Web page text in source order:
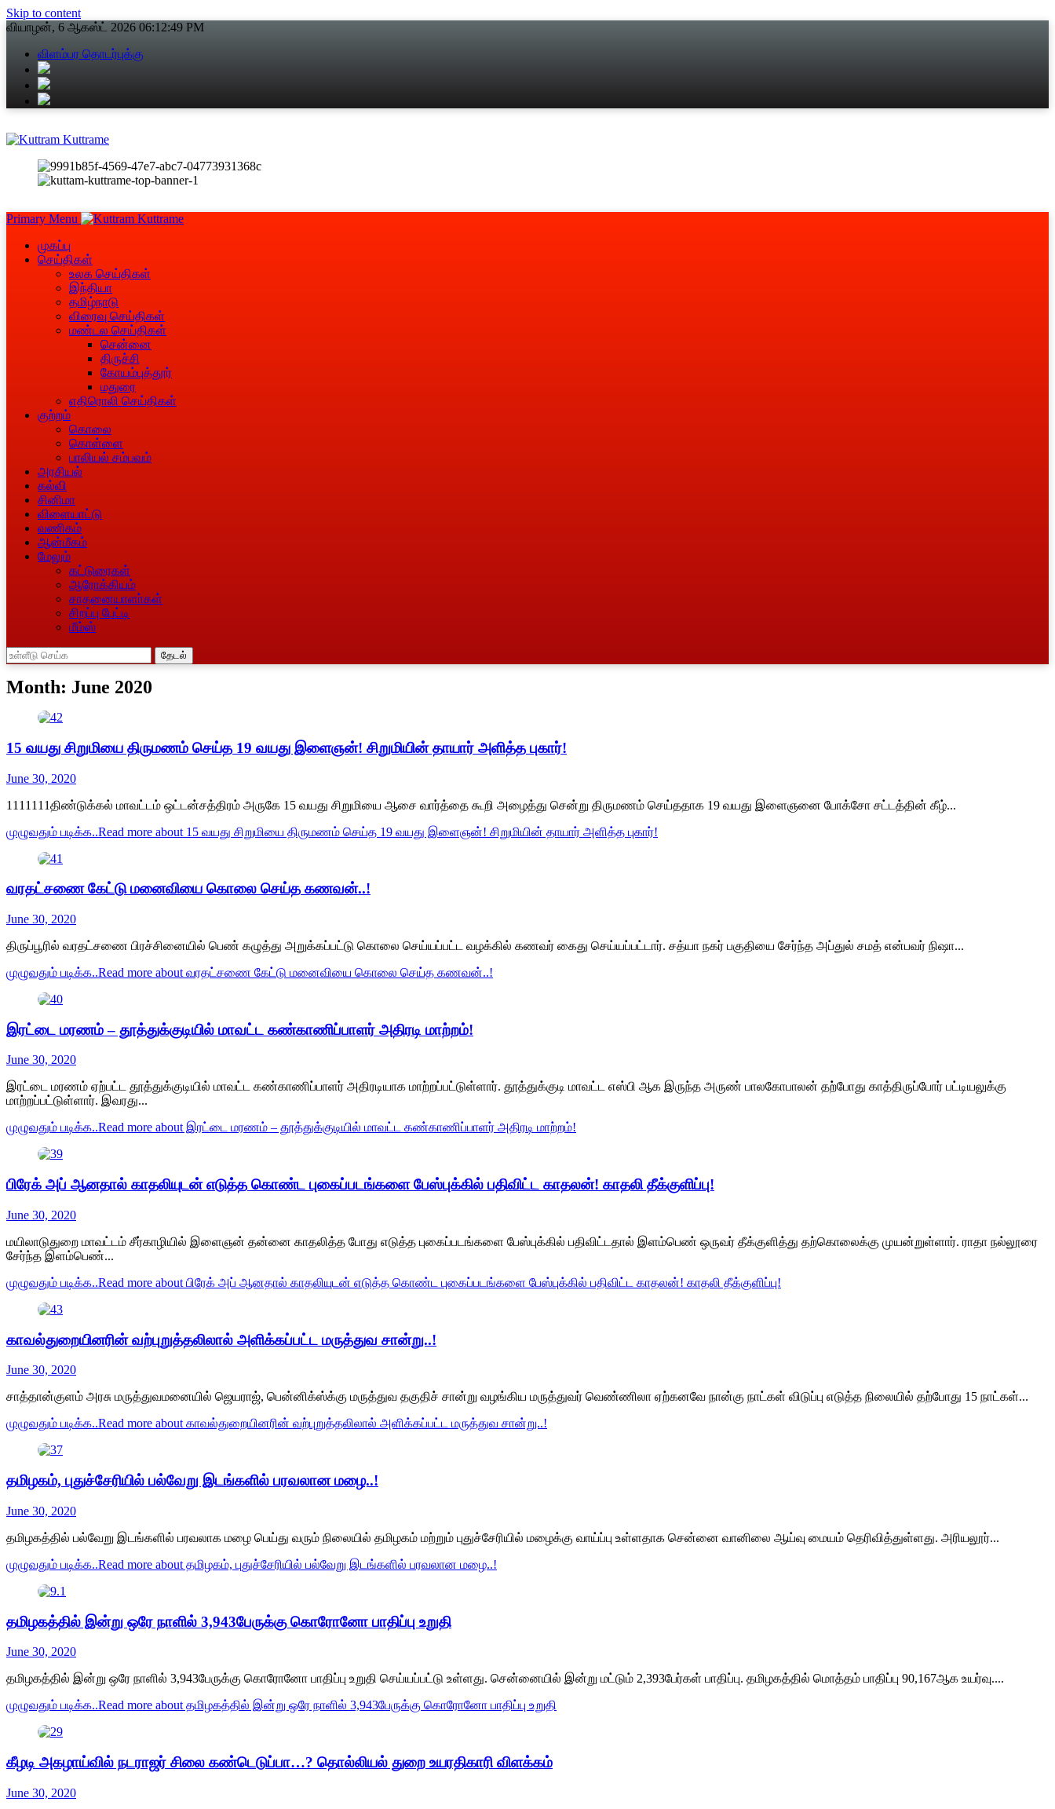
Skip to content
வியாழன், 6 ஆகஸ்ட் 2026 06:12:50 PM
விளம்பர தொடர்புக்கு
Primary Menu
முகப்பு
செய்திகள்
உலக செய்திகள்
இந்தியா
தமிழ்நாடு
விரைவு செய்திகள்
மண்டல செய்திகள்
சென்னை
திருச்சி
கோயம்புத்தூர்
மதுரை
எதிரொலி செய்திகள்
குற்றம்
கொலை
கொள்ளை
பாலியல் சம்பவம்
அரசியல்
கல்வி
சினிமா
விளையாட்டு
வணிகம்
ஆன்மீகம்
மேலும்
கட்டுரைகள்
ஆரோக்கியம்
சாதனையாளா்கள்
சிறப்பு பேட்டி
மீம்ஸ்
தேடல்
Month: June 2020
15 வயது சிறுமியை திருமணம் செய்த 19 வயது இளைஞன்! சிறுமியின் தாயார் அளித்த புகார்!
June 30, 2020
1111111திண்டுக்கல் மாவட்டம் ஒட்டன்சத்திரம் அருகே 15 வயது சிறுமியை ஆசை வார்த்தை கூறி அழைத்து சென்று திருமணம் செய்ததாக 19 வயது இளைஞனை போக்சோ சட்டத்தின் கீழ்...
முழுவதும் படிக்க..Read more about 15 வயது சிறுமியை திருமணம் செய்த 19 வயது இளைஞன்! சிறுமியின் தாயார் அளித்த புகார்!
வரதட்சணை கேட்டு மனைவியை கொலை செய்த கணவன்..!
June 30, 2020
திருப்பூரில் வரதட்சணை பிரச்சினையில் பெண் கழுத்து அறுக்கப்பட்டு கொலை செய்யப்பட்ட வழக்கில் கணவர் கைது செய்யப்பட்டார். சத்யா நகர் பகுதியை சேர்ந்த அப்துல் சமத் என்பவர் நிஷா...
முழுவதும் படிக்க..Read more about வரதட்சணை கேட்டு மனைவியை கொலை செய்த கணவன்..!
இரட்டை மரணம் – தூத்துக்குடியில் மாவட்ட கண்காணிப்பாளர் அதிரடி மாற்றம்!
June 30, 2020
இரட்டை மரணம் ஏற்பட்ட தூத்துக்குடியில் மாவட்ட கண்காணிப்பாளர் அதிரடியாக மாற்றப்பட்டுள்ளார். தூத்துக்குடி மாவட்ட எஸ்பி ஆக இருந்த அருண் பாலகோபாலன் தற்போது காத்திருப்போர் பட்டியலுக்கு
மாற்றப்பட்டுள்ளார். இவரது...
முழுவதும் படிக்க..Read more about இரட்டை மரணம் – தூத்துக்குடியில் மாவட்ட கண்காணிப்பாளர் அதிரடி மாற்றம்!
பிரேக் அப் ஆனதால் காதலியுடன் எடுத்த கொண்ட புகைப்படங்களை பேஸ்புக்கில் பதிவிட்ட காதலன்! காதலி தீக்குளிப்பு!
June 30, 2020
மயிலாடுதுறை மாவட்டம் சீர்காழியில் இளைஞன் தன்னை காதலித்த போது எடுத்த புகைப்படங்களை பேஸ்புக்கில் பதிவிட்டதால் இளம்பெண் ஒருவர் தீக்குளித்து தற்கொலைக்கு முயன்றுள்ளார். ராதா நல்லூரை
சேர்ந்த இளம்பெண்...
முழுவதும் படிக்க..Read more about பிரேக் அப் ஆனதால் காதலியுடன் எடுத்த கொண்ட புகைப்படங்களை பேஸ்புக்கில் பதிவிட்ட காதலன்! காதலி தீக்குளிப்பு!
காவல்துறையினரின் வற்புறுத்தலிலால் அளிக்கப்பட்ட மருத்துவ சான்று..!
June 30, 2020
சாத்தான்குளம் அரசு மருத்துவமனையில் ஜெயராஜ், பென்னிக்ஸ்க்கு மருத்துவ தகுதிச் சான்று வழங்கிய மருத்துவர் வெண்ணிலா ஏற்கனவே நான்கு நாட்கள் விடுப்பு எடுத்த நிலையில் தற்போது 15 நாட்கள்...
முழுவதும் படிக்க..Read more about காவல்துறையினரின் வற்புறுத்தலிலால் அளிக்கப்பட்ட மருத்துவ சான்று..!
தமிழகம், புதுச்சேரியில் பல்வேறு இடங்களில் பரவலான மழை..!
June 30, 2020
தமிழகத்தில் பல்வேறு இடங்களில் பரவலாக மழை பெய்து வரும் நிலையில் தமிழகம் மற்றும் புதுச்சேரியில் மழைக்கு வாய்ப்பு உள்ளதாக சென்னை வானிலை ஆய்வு மையம் தெரிவித்துள்ளது. அரியலூர்...
முழுவதும் படிக்க..Read more about தமிழகம், புதுச்சேரியில் பல்வேறு இடங்களில் பரவலான மழை..!
தமிழகத்தில் இன்று ஒரே நாளில் 3,943பேருக்கு கொரோனோ பாதிப்பு உறுதி
June 30, 2020
தமிழகத்தில் இன்று ஒரே நாளில் 3,943பேருக்கு கொரோனோ பாதிப்பு உறுதி செய்யப்பட்டு உள்ளது. சென்னையில் இன்று மட்டும் 2,393பேர்கள் பாதிப்பு. தமிழகத்தில் மொத்தம் பாதிப்பு 90,167ஆக உயர்வு....
முழுவதும் படிக்க..Read more about தமிழகத்தில் இன்று ஒரே நாளில் 3,943பேருக்கு கொரோனோ பாதிப்பு உறுதி
கீழடி அகழாய்வில் நடராஜர் சிலை கண்டெடுப்பா…? தொல்லியல் துறை உயரதிகாரி விளக்கம்
June 30, 2020